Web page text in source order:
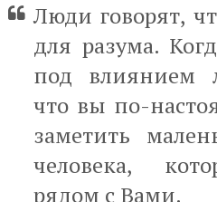
Люди говорят,
для разума.
под влиянием
что вы по-
заметить
человека,
рядом с Вами.